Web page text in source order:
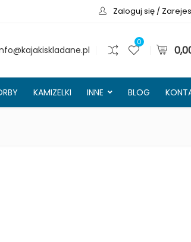
Zaloguj się /
0
KAMIZELKI INNE BLOG